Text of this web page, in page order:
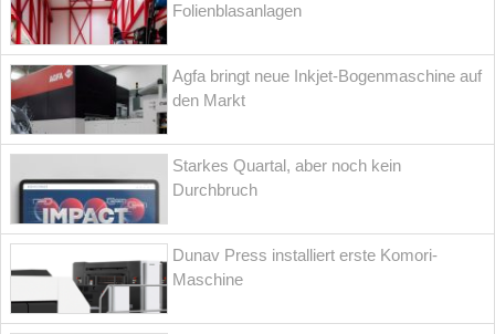
Folienblasanlagen
Agfa bringt neue Inkjet-Bogenmaschine auf
den Markt
Starkes Quartal, aber noch kein
Durchbruch
Dunav Press installiert erste Komori-
Maschine